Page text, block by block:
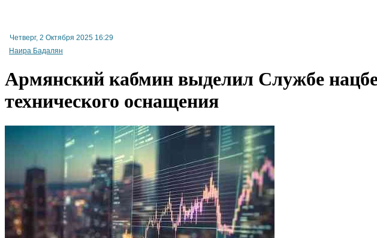
Четверг, 2 Октября 2025 16:29
Наира Бадалян
Армянский кабмин выделил Службе
технического оснащения